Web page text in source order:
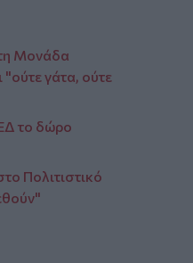
Μονάδα
"ούτε γάτα, ούτε
το δώρο
Πολιτιστικό